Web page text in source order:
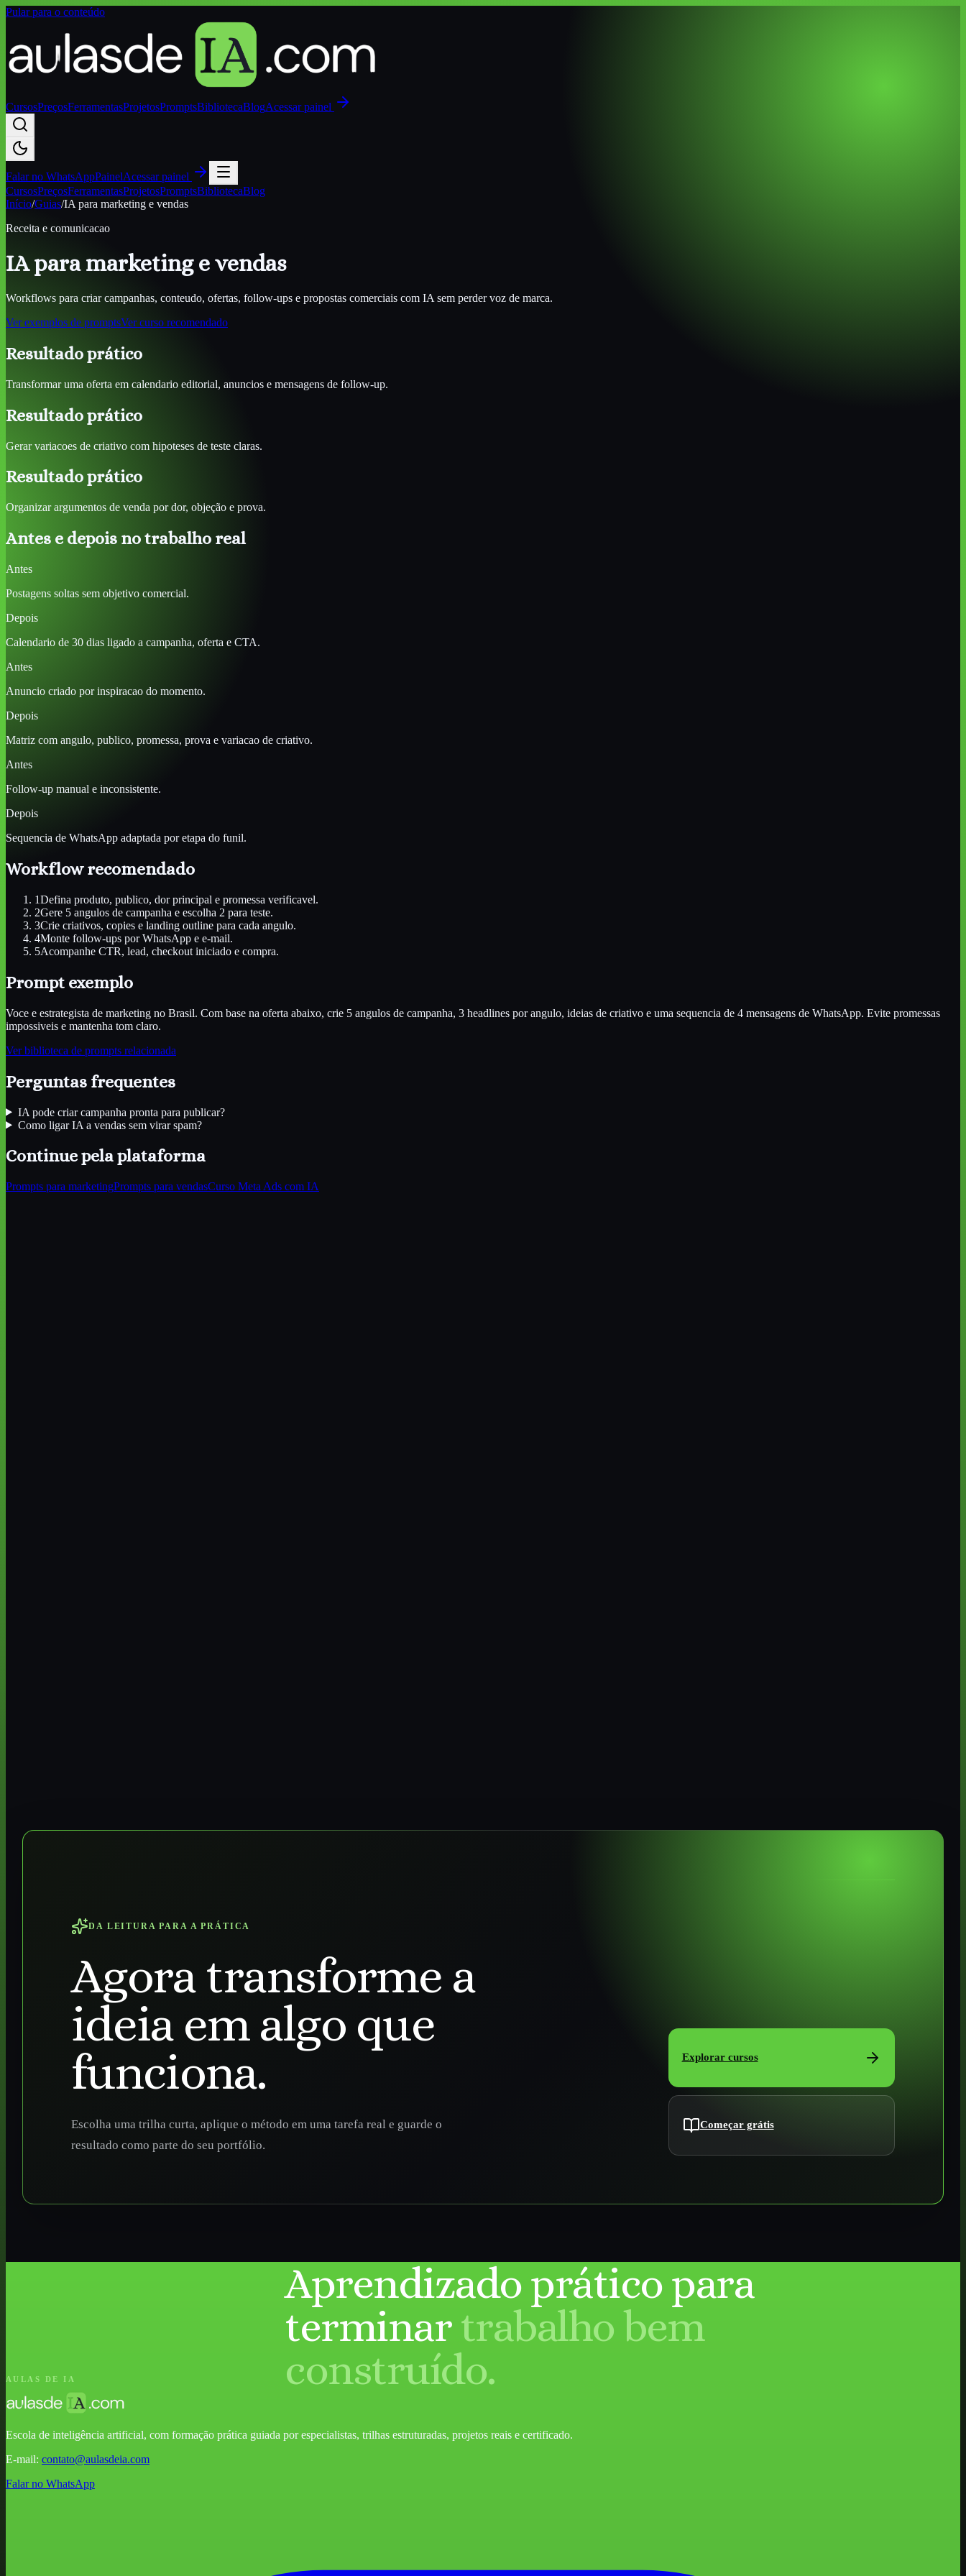
Pular para o conteúdo
CursosPreçosFerramentasProjetosPromptsBibliotecaBlogAcessar painel
Falar no WhatsAppPainelAcessar painel
CursosPreçosFerramentasProjetosPromptsBibliotecaBlog
Início/Guias/IA para marketing e vendas
Receita e comunicacao
IA para marketing e vendas
Workflows para criar campanhas, conteudo, ofertas, follow-ups e propostas comerciais com IA sem perder voz de marca.
Ver exemplos de promptsVer curso recomendado
Resultado prático
Transformar uma oferta em calendario editorial, anuncios e mensagens de follow-up.
Resultado prático
Gerar variacoes de criativo com hipoteses de teste claras.
Resultado prático
Organizar argumentos de venda por dor, objeção e prova.
Antes e depois no trabalho real
Antes
Postagens soltas sem objetivo comercial.
Depois
Calendario de 30 dias ligado a campanha, oferta e CTA.
Antes
Anuncio criado por inspiracao do momento.
Depois
Matriz com angulo, publico, promessa, prova e variacao de criativo.
Antes
Follow-up manual e inconsistente.
Depois
Sequencia de WhatsApp adaptada por etapa do funil.
Workflow recomendado
1Defina produto, publico, dor principal e promessa verificavel.
2Gere 5 angulos de campanha e escolha 2 para teste.
3Crie criativos, copies e landing outline para cada angulo.
4Monte follow-ups por WhatsApp e e-mail.
5Acompanhe CTR, lead, checkout iniciado e compra.
Prompt exemplo
Voce e estrategista de marketing no Brasil. Com base na oferta abaixo, crie 5 angulos de campanha, 3 headlines por angulo, ideias de criativo e uma sequencia de 4 mensagens de WhatsApp. Evite promessas
impossiveis e mantenha tom claro.
Ver biblioteca de prompts relacionada
Perguntas frequentes
IA pode criar campanha pronta para publicar?
Como ligar IA a vendas sem virar spam?
Continue pela plataforma
Prompts para marketingPrompts para vendasCurso Meta Ads com IA
DA LEITURA PARA A PRÁTICA
Agora transforme a
ideia em algo que
funciona.
Escolha uma trilha curta, aplique o método em uma tarefa real e guarde o
resultado como parte do seu portfólio.
Explorar cursos
Começar grátis
AULAS DE IA
Aprendizado prático para
terminartrabalho bem
construído.
Escola de inteligência artificial, com formação prática guiada por especialistas, trilhas estruturadas, projetos reais e certificado.
E-mail: contato@aulasdeia.com
Falar no WhatsApp